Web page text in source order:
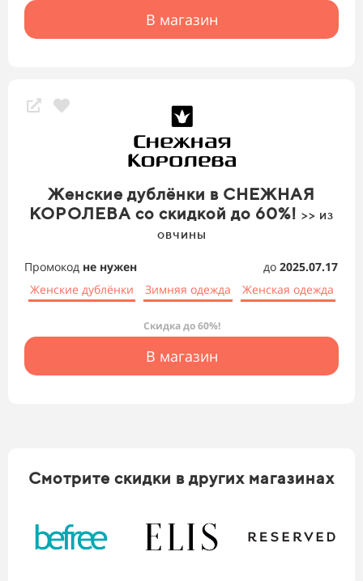
В магазин
Женские дублёнки в СНЕЖНАЯ
КОРОЛЕВА со скидкой до 60%! >> из
овчины
Промокод не нужен до 2025.07.17
Женские дублёнки
Зимняя одежда Женская одежда
Скидка до 60%!
В магазин
Смотрите скидки в других магазинах